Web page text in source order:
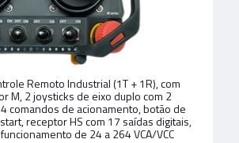
Remoto Industrial (1T + 1R), com
M, 2 joysticks de eixo duplo com 2
comandos de acionamento, botão de
receptor HS com 17 saídas digitais,
de 24 a 264 VCA/VCC